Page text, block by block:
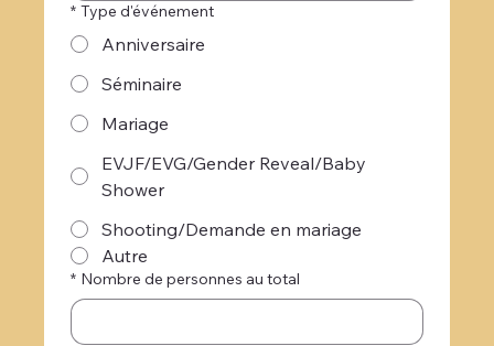
* Type d'événement
Anniversaire
Séminaire
Mariage
EVJF/EVG/Gender Reveal/Baby
Shower
Shooting/Demande en mariage
Autre
* Nombre de personnes au total